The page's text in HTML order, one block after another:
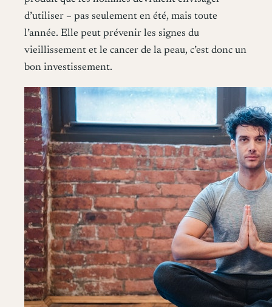
d’utiliser – pas seulement en été, mais toute
l’année. Elle peut prévenir les signes du
vieillissement et le cancer de la peau, c’est donc un
bon investissement.